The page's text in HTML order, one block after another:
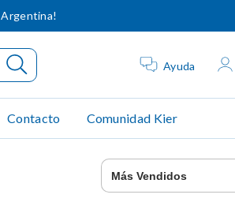
Ayuda
Contacto Comunidad Kier